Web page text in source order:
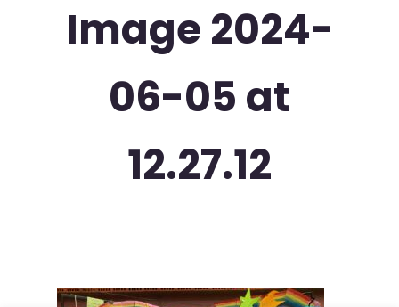
Image 2024-
06-05 at
12.27.12